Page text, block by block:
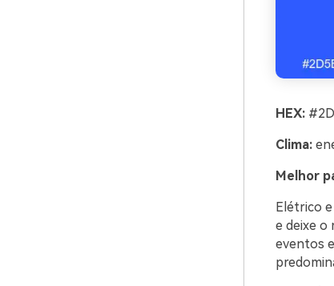
HEX:
Clima:
Melhor
Elétrico
e deixe o
eventos